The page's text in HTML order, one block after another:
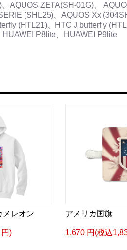
AQUOS ZETA(SH-01G)、
(SHL25)、AQUOS Xx
(HTL21)、HTC J butterfly
P8lite、HUAWEI P9lite
メレオン
)
アメリカ国旗
1,670 円(税込